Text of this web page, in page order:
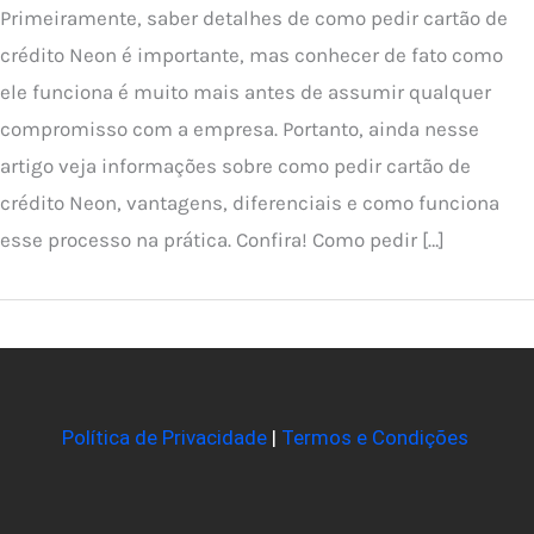
Primeiramente, saber detalhes de como pedir cartão de
crédito Neon é importante, mas conhecer de fato como
ele funciona é muito mais antes de assumir qualquer
compromisso com a empresa. Portanto, ainda nesse
artigo veja informações sobre como pedir cartão de
crédito Neon, vantagens, diferenciais e como funciona
esse processo na prática. Confira! Como pedir […]
Política de Privacidade| Termos e Condições